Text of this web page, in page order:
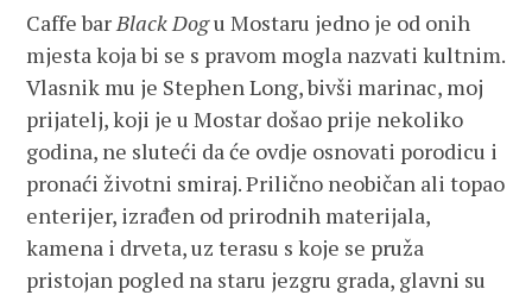
Caffe barBlack Dogu Mostaru jedno je od onih
mjesta koja bi se s pravom mogla nazvati kultnim.
Vlasnik mu je Stephen Long, bivši marinac, moj
prijatelj, koji je u Mostar došao prije nekoliko
godina, ne sluteći da će ovdje osnovati porodicu i
pronaći životni smiraj. Prilično neobičan ali topao
enterijer, izrađen od prirodnih materijala,
kamena i drveta, uz terasu s koje se pruža
pristojan pogled na staru jezgru grada, glavni su